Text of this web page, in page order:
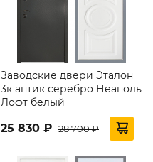
Заводские двери Эталон
3к антик серебро Неаполь
Лофт белый
25 830 ₽ 28 700 ₽